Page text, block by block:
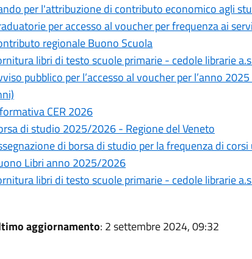
per l'attribuzione di contributo economico agli
per accesso al voucher per frequenza ai
regionale Buono Scuola
libri di testo scuole primarie - cedole librarie
pubblico per l’accesso al voucher per l’anno
CER 2026
di studio 2025/2026 - Regione del Veneto
di borsa di studio per la frequenza di
Libri anno 2025/2026
libri di testo scuole primarie - cedole librarie
aggiornamento: 2 settembre 2024, 09:32